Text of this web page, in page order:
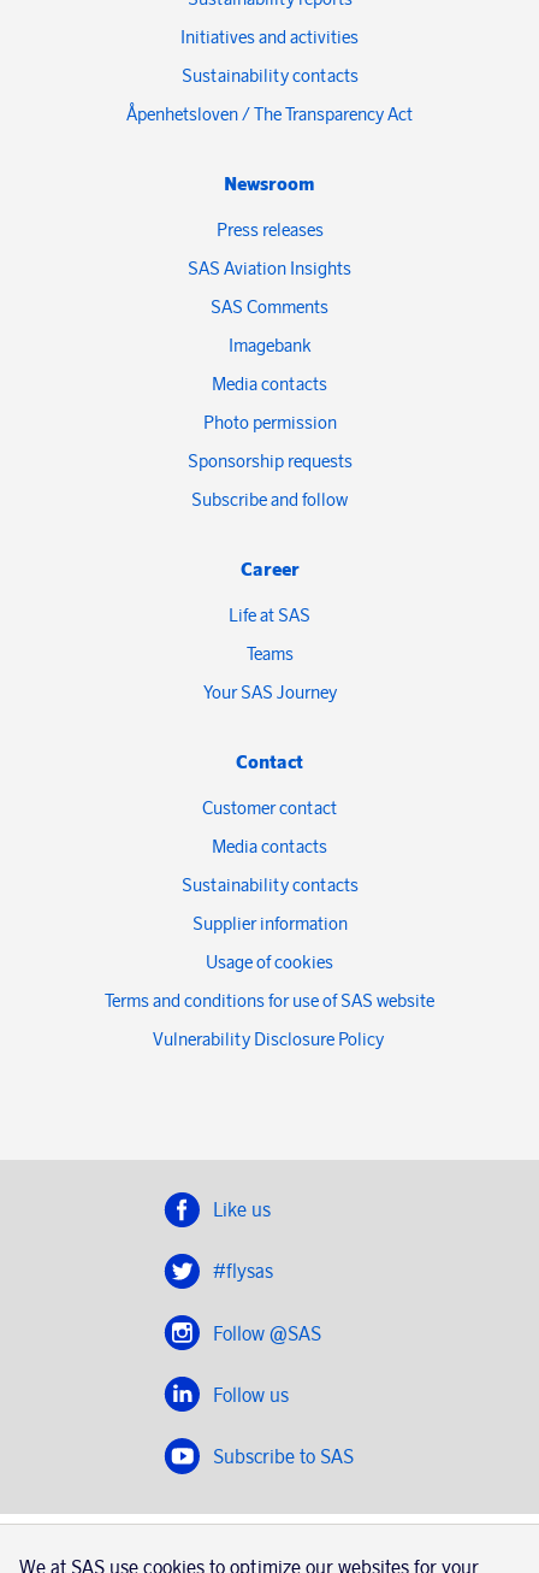
Initiatives and activities
Sustainability contacts
Åpenhetsloven / The Transparency Act
Newsroom
Press releases
SAS Aviation Insights
SAS Comments
Imagebank
Media contacts
Photo permission
Sponsorship requests
Subscribe and follow
Career
Life at SAS
Teams
Your SAS Journey
Contact
Customer contact
Media contacts
Sustainability contacts
Supplier information
Usage of cookies
Terms and conditions for use of SAS website
Vulnerability Disclosure Policy
Like us
#flysas
Follow @SAS
Follow us
Subscribe to SAS
SAS 2020
We at SAS use cookies to optimize our websites for your